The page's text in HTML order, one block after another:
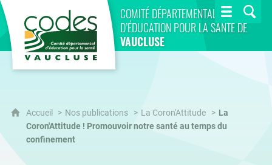
COMITÉ DÉPARTEMENTAL
D’ÉDUCATION POUR LA SANTÉ DE
VAUCLUSE
CoDES 84
Accueil Nos publications La Coron'Attitude
La
Coron'Attitude ! Promouvoir notre santé au temps du
confinement